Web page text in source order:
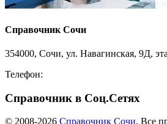
Справочник Сочи
354000, Сочи, ул. Навагинская, 9Д,
Телефон:
Справочник в Соц.Сетях
© 2008-2026 Справочник Сочи. Все